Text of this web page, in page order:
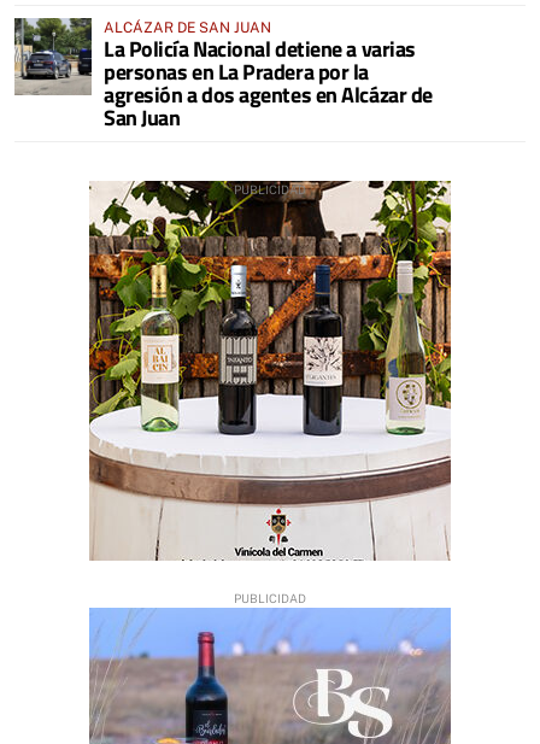
ALCÁZAR DE SAN JUAN
La Policía Nacional detiene a varias
personas en La Pradera por la
agresión a dos agentes en Alcázar de
San Juan